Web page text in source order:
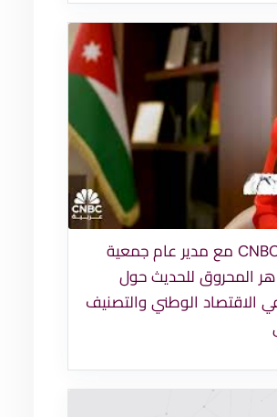
مقابلة قناة CNBC Arabia مع مدير عام جمعية
المحروق للحديث حول
الاقتصاد الوطني والتصنيف